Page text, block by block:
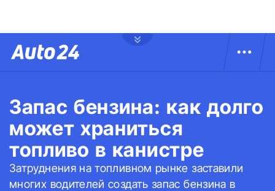
Запас бензина: как долго
может храниться
топливо в канистре
Затруднения на топливном рынке заставили
многих водителей создать запас бензина в